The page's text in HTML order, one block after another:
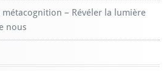
métacognition – Révéler la lumière
nous